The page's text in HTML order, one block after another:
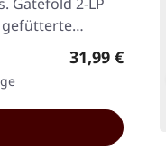
gefütterte…
Regulärer
31,99 €